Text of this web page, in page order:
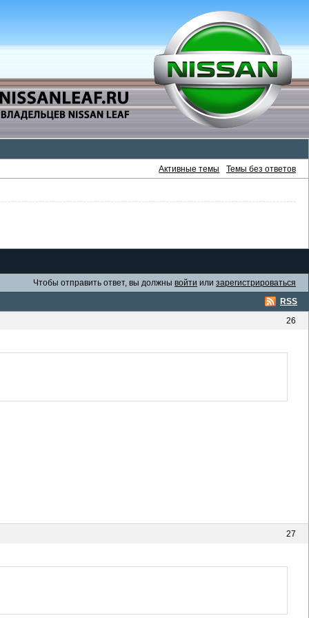
Активные темы Темы без ответов
Чтобы отправить ответ, вы должны войти или зарегистрироваться
RSS
26
27